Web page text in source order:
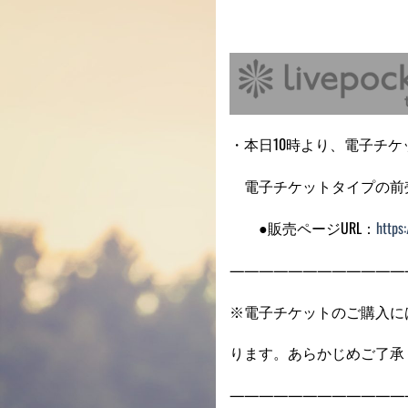
・本日10時より、電子チ
電子チケットタイプの前
●販売ページURL：
※電子チケットのご購入に
ります。あらかじめご了